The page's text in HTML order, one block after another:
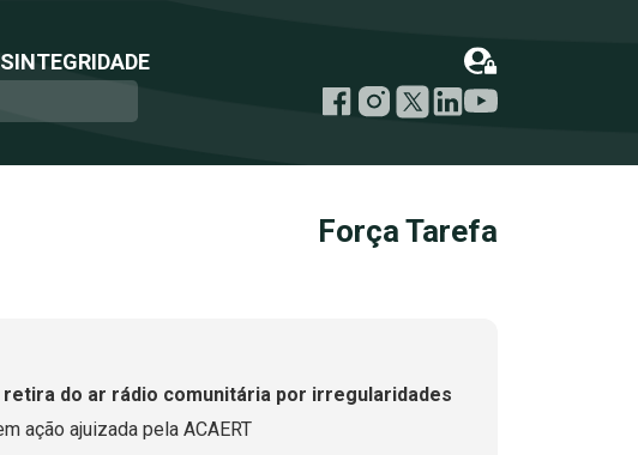
INTEGRIDADE
Força Tarefa
retira do ar rádio comunitária por irregularidades
ação ajuizada pela ACAERT